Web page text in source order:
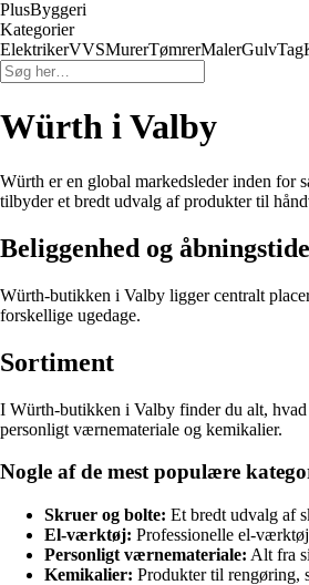
PlusByggeri
Kategorier
ElektrikerVVSMurerTømrerMalerGulvTag
Würth i Valby
Würth er en global markedsleder inden for
tilbyder et bredt udvalg af produkter til
Beliggenhed og
Würth-butikken i Valby ligger centralt
forskellige ugedage.
Sortiment
I Würth-butikken i Valby finder du alt,
personligt værnemateriale og kemikalier.
Nogle af de mest populære
Skruer og bolte: Et bredt udvalg af
El-værktøj: Professionelle el-
Personligt værnemateriale: Alt fra
Kemikalier: Produkter til rengøring,